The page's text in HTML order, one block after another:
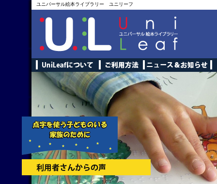
ユニバーサル絵本ライブラリー ユニリーフ